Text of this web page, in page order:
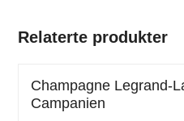
Relaterte produkter
Champagne Legrand-
Campanien